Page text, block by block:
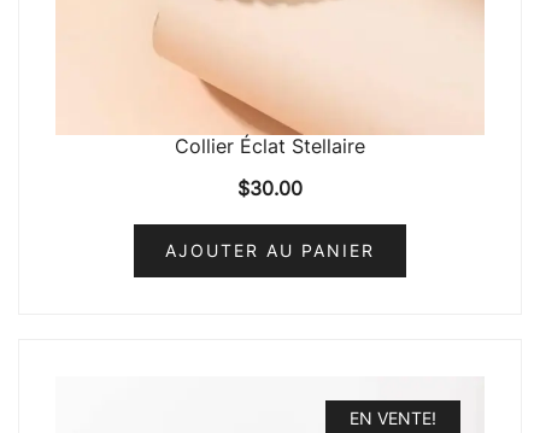
Collier Éclat Stellaire
$30.00
AJOUTER AU PANIER
EN VENTE!